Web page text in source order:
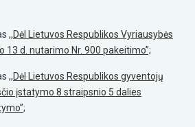
,,Dėl Lietuvos Respublikos Vyriausybės
13 d. nutarimo Nr. 900 pakeitimo”;
,,Dėl Lietuvos Respublikos gyventojų
įstatymo 8 straipsnio 5 dalies
;